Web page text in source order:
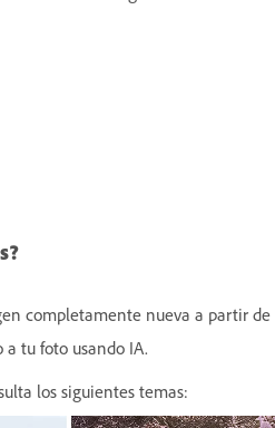
completamente nueva a partir
a tu foto usando IA.
los siguientes temas: